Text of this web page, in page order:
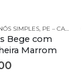
SIMPLES, PE – CABRESTOS
Bege com
Marrom